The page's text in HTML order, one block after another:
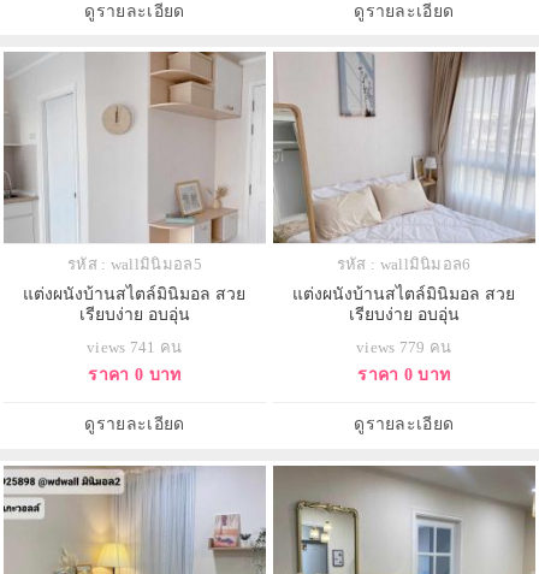
ดูรายละเอียด ดูรายละเอียด
รหัส : wallมินิมอล5
แต่งผนังบ้านสไตล์มินิมอล สวย
เรียบง่าย อบอุ่น
views 741 คน
ราคา 0 บาท
ดูรายละเอียด
รหัส : wallมินิมอล6
แต่งผนังบ้านสไตล์มินิมอล สวย
เรียบง่าย อบอุ่น
views 779 คน
ราคา 0 บาท
ดูรายละเอียด